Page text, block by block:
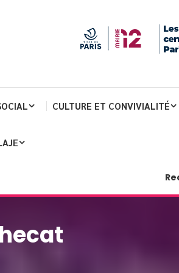
CULTURE ET CONVIVIALITÉ